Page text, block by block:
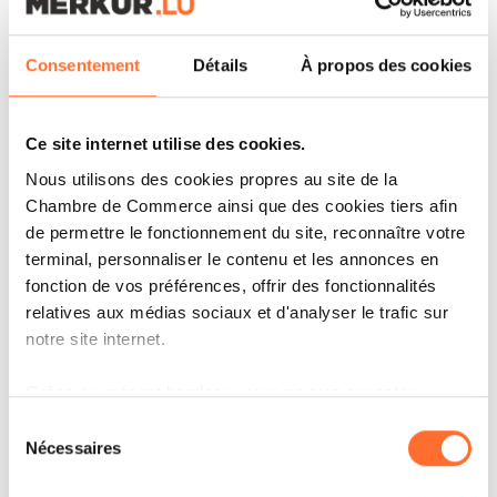
Consentement Détails À propos des cookies
Ce site internet utilise des cookies.
Nous utilisons des cookies propres au site de la
Chambre de Commerce ainsi que des cookies tiers afin
de permettre le fonctionnement du site, reconnaître votre
terminal, personnaliser le contenu et les annonces en
fonction de vos préférences, offrir des fonctionnalités
relatives aux médias sociaux et d'analyser le trafic sur
notre site internet.
Grâce au présent bandeau, vous pouvez accepter,
à l’exception des cookies strictement nécessaires au
fonctionnement du site. Une description des différents
Nécessaires
DES PAUSES DÉJEUNERS POUR
LA BONNE CAUSE CHEZ CARLYLE
LUXEMBOURG